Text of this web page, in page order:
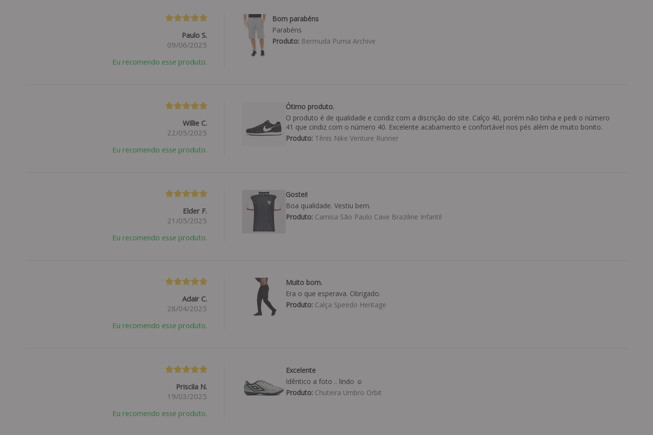
Paulo S.
09/06/2025
Eu recomendo esse produto.
Bom parabéns
Parabéns
Produto:Bermuda Puma Archive
Willie C.
22/05/2025
Eu recomendo esse produto.
Ótimo produto.
O produto é de qualidade e condiz com a discrição do site. Calço 40, porém não tinha e pedi o número
41 que cindiz com o número 40. Excelente acabamento e confortável nos pés além de muito bonito.
Produto:Tênis Nike Venture Runner
Elder F.
21/05/2025
Eu recomendo esse produto.
Gostei!
Boa qualidade. Vestiu bem.
Produto:Camisa São Paulo Cave Braziline Infantil
Adair C.
28/04/2025
Eu recomendo esse produto.
Muito bom.
Era o que esperava. Obrigado.
Produto:Calça Speedo Heritage
Priscila N.
19/03/2025
Eu recomendo esse produto.
Excelente
Idêntico a foto .. lindo ☺️
Produto:Chuteira Umbro Orbit